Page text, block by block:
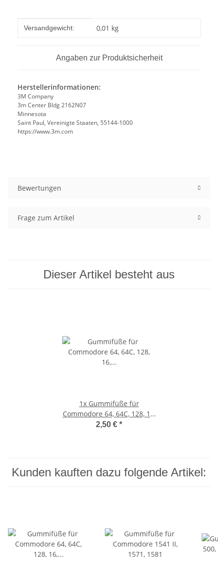
Produkteigenschaft
Wert
Versandgewicht: 0,01 kg
Angaben zur Produktsicherheit
Herstellerinformationen:
3M Company
3m Center Bldg 2162N07
Minnesota
Saint Paul, Vereinigte Staaten, 55144-1000
https://www.3m.com
Bewertungen
Frage zum Artikel
Dieser Artikel besteht aus
1x Gummifüße für
Commodore 64, 64C, 128, 16,
116, Plus/4, VC 20 (weiß)
2,50 € *
Kunden kauften dazu folgende Artikel: